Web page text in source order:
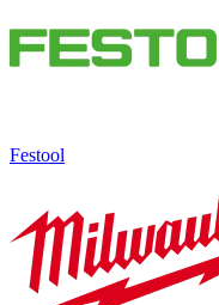
Festool